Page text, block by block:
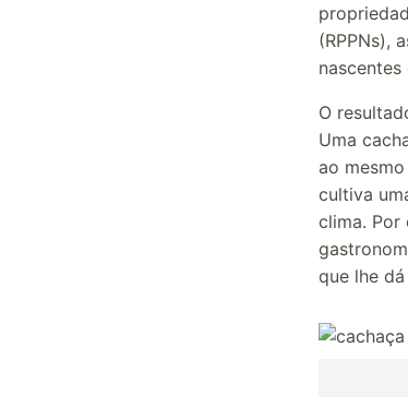
(RPPNs),
O
Uma
ao
cultiva
clima. Por
que lhe